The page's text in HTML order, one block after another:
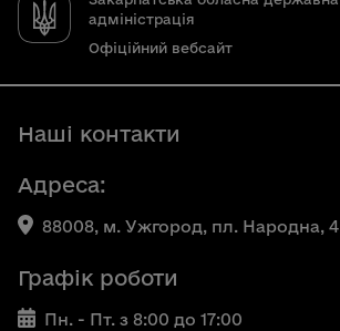
адміністрація
Офіційний вебсайт
Наші контакти
Адреса:
88008, м. Ужгород, пл. Народна, 4
Графік роботи
Пн. - Пт. з 8:00 до 17:00